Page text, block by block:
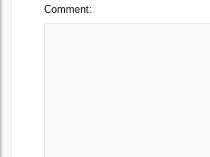
Comment: